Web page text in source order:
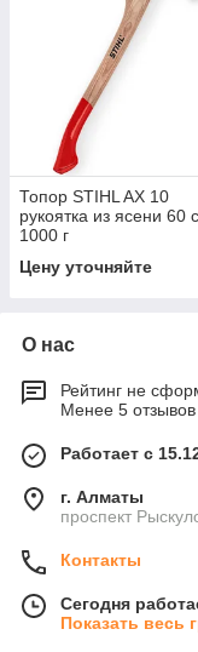
Топор STIHL AX 10
рукоятка из ясени 60
1000 г
Цену уточняйте
О нас
Рейтинг не
Менее 5
Работает с
г. Алматы
проспект
Контакты
Сегодня
Показать весь